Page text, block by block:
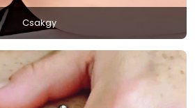
Csakgy